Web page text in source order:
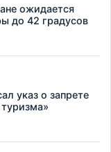
ожидается
до 42 градусов
указ о запрете